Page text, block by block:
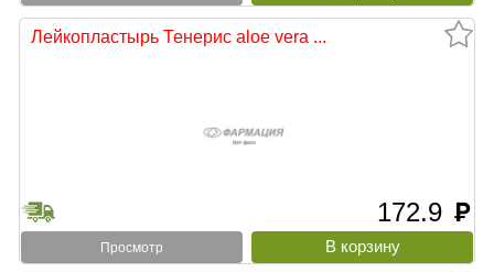
Лейкопластырь Тенерис aloe vera ...
172.9 руб
Просмотр